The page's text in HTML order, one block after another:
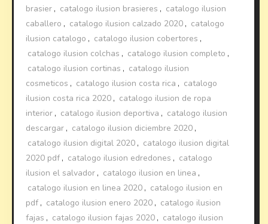
brasier , catalogo ilusion brasieres , catalogo ilusion
caballero , catalogo ilusion calzado 2020 , catalogo
ilusion catalogo , catalogo ilusion cobertores ,
catalogo ilusion colchas , catalogo ilusion completo ,
catalogo ilusion cortinas , catalogo ilusion
cosmeticos , catalogo ilusion costa rica , catalogo
ilusion costa rica 2020 , catalogo ilusion de ropa
interior , catalogo ilusion deportiva , catalogo ilusion
descargar , catalogo ilusion diciembre 2020 ,
catalogo ilusion digital 2020 , catalogo ilusion digital
2020 pdf , catalogo ilusion edredones , catalogo
ilusion el salvador , catalogo ilusion en linea ,
catalogo ilusion en linea 2020 , catalogo ilusion en
pdf , catalogo ilusion enero 2020 , catalogo ilusion
fajas , catalogo ilusion fajas 2020 , catalogo ilusion